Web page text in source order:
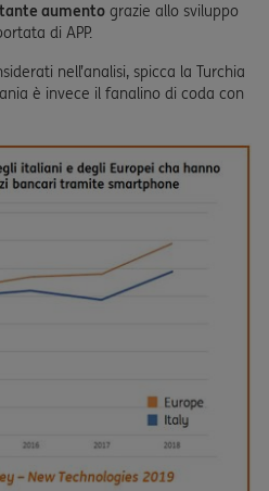
aumento grazie allo sviluppo
di APP.
nell’analisi, spicca la Turchia
è invece il fanalino di coda con